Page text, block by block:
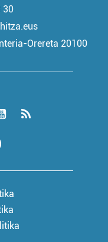
30
Orereta 20100